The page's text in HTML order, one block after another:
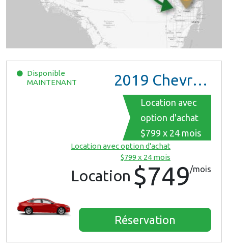
Disponible
MAINTENANT
2019 Chevrolet Malibu
Location avec
option d'achat
$799 x 24 mois
Location avec option d'achat
$799 x 24 mois
Location $749/mois
Réservation